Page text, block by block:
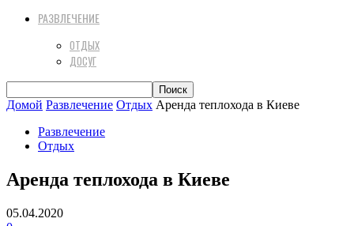
РАЗВЛЕЧЕНИЕ
ОТДЫХ
ДОСУГ
Домой Развлечение Отдых Аренда теплохода в Киеве
Развлечение
Отдых
Аренда теплохода в Киеве
05.04.2020